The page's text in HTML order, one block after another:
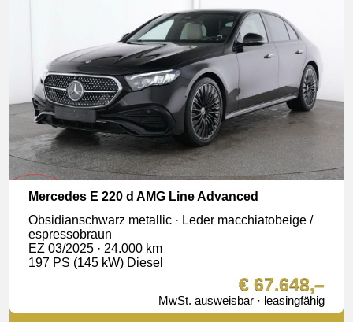
Mercedes E 220 d AMG Line Advanced
Obsidianschwarz metallic · Leder macchiatobeige /
espressobraun
EZ 03/2025 · 24.000 km
197 PS (145 kW) Diesel
€ 67.648,–
MwSt. ausweisbar · leasingfähig